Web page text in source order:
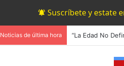
Suscríbete y estate
Noticias de última hora